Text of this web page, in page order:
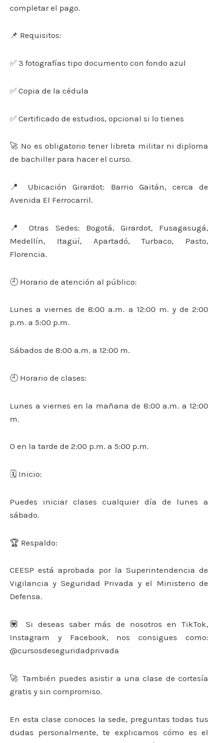
completar el pago.
📌 Requisitos:
✅ 3 fotografías tipo documento con fondo azul
✅ Copia de la cédula
✅ Certificado de estudios, opcional si lo tienes
🚀 No es obligatorio tener libreta militar ni diploma
de bachiller para hacer el curso.
📍 Ubicación Girardot: Barrio Gaitán, cerca de
Avenida El Ferrocarril.
📍 Otras Sedes: Bogotá, Girardot, Fusagasugá,
Medellín, Itagüí, Apartadó, Turbaco, Pasto,
Florencia.
🕘 Horario de atención al público:
Lunes a viernes de 8:00 a.m. a 12:00 m. y de 2:00
p.m. a 5:00 p.m.
Sábados de 8:00 a.m. a 12:00 m.
🕘 Horario de clases:
Lunes a viernes en la mañana de 8:00 a.m. a 12:00
m.
O en la tarde de 2:00 p.m. a 5:00 p.m.
🗓 Inicio:
Puedes iniciar clases cualquier día de lunes a
sábado.
🏆 Respaldo:
CEESP está aprobada por la Superintendencia de
Vigilancia y Seguridad Privada y el Ministerio de
Defensa.
💟 Si deseas saber más de nosotros en TikTok,
Instagram y Facebook, nos consigues como:
@cursosdeseguridadprivada
🚀 También puedes asistir a una clase de cortesía
gratis y sin compromiso.
En esta clase conoces la sede, preguntas todas tus
dudas personalmente, te explicamos cómo es el